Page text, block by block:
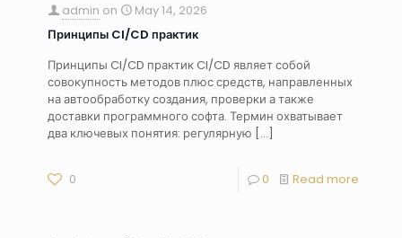
admin on
May 14, 2026
Принципы CI/CD практик
Принципы CI/CD практик CI/CD являет собой
совокупность методов плюс средств, направленных
на автообработку создания, проверки а также
доставки программного софта. Термин охватывает
два ключевых понятия: регулярную […]
0 0 Read more